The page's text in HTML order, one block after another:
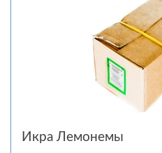
Икра Лемонемы